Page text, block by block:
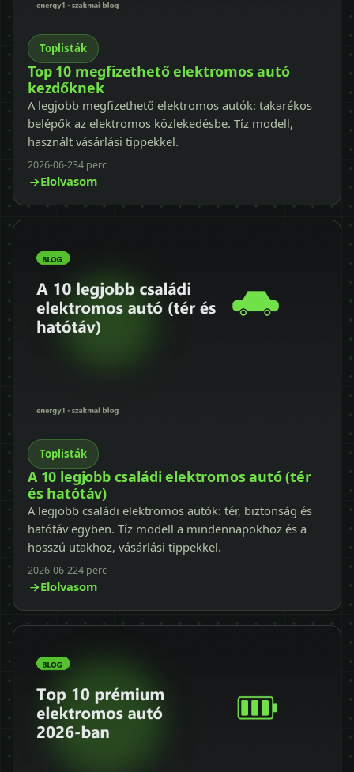
Toplisták
Top 10 megfizethető elektromos autó
kezdőknek
A legjobb megfizethető elektromos autók: takarékos
belépők az elektromos közlekedésbe. Tíz modell,
használt vásárlási tippekkel.
2026-06-234 perc
Elolvasom
Toplisták
A 10 legjobb családi elektromos autó (tér
és hatótáv)
A legjobb családi elektromos autók: tér, biztonság és
hatótáv egyben. Tíz modell a mindennapokhoz és a
hosszú utakhoz, vásárlási tippekkel.
2026-06-224 perc
Elolvasom